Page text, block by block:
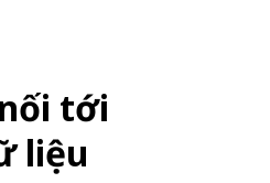
tới
liệu